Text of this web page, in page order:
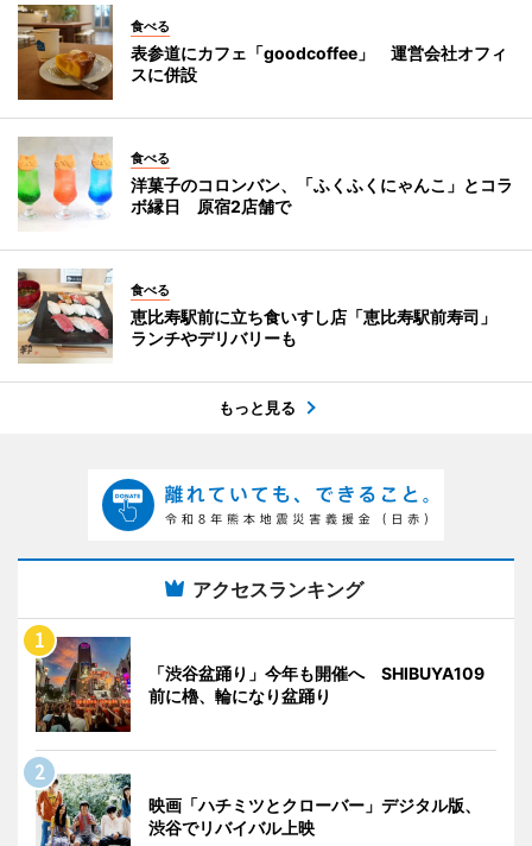
食べる
表参道にカフェ「goodcoffee」 運営会社オフィ
スに併設
食べる
洋菓子のコロンバン、「ふくふくにゃんこ」とコラ
ボ縁日 原宿2店舗で
食べる
恵比寿駅前に立ち食いすし店「恵比寿駅前寿司」
ランチやデリバリーも
もっと見る
アクセスランキング
「渋谷盆踊り」今年も開催へ SHIBUYA109
前に櫓、輪になり盆踊り
映画「ハチミツとクローバー」デジタル版、
渋谷でリバイバル上映